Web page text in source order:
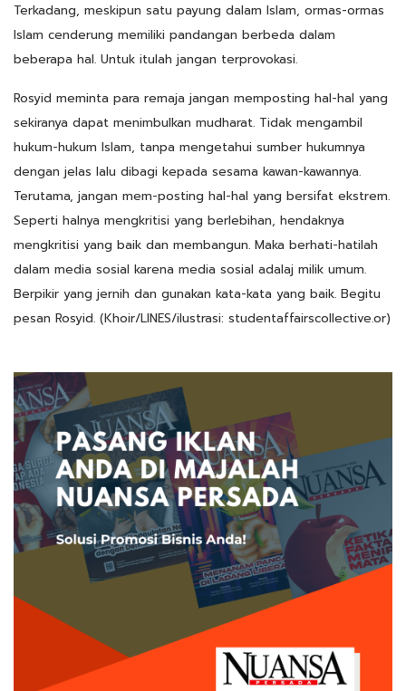
Terkadang, meskipun satu payung dalam Islam, ormas-ormas
Islam cenderung memiliki pandangan berbeda dalam
beberapa hal. Untuk itulah jangan terprovokasi.
Rosyid meminta para remaja jangan memposting hal-hal yang
sekiranya dapat menimbulkan mudharat. Tidak mengambil
hukum-hukum Islam, tanpa mengetahui sumber hukumnya
dengan jelas lalu dibagi kepada sesama kawan-kawannya.
Terutama, jangan mem-posting hal-hal yang bersifat ekstrem.
Seperti halnya mengkritisi yang berlebihan, hendaknya
mengkritisi yang baik dan membangun. Maka berhati-hatilah
dalam media sosial karena media sosial adalaj milik umum.
Berpikir yang jernih dan gunakan kata-kata yang baik. Begitu
pesan Rosyid. (Khoir/LINES/ilustrasi: studentaffairscollective.or)